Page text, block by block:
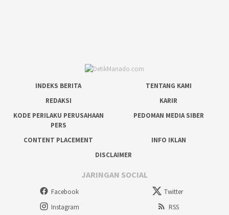
INDEKS BERITA
TENTANG KAMI
REDAKSI
KARIR
KODE PERILAKU PERUSAHAAN
PERS
PEDOMAN MEDIA SIBER
CONTENT PLACEMENT
INFO IKLAN
DISCLAIMER
JARINGAN SOCIAL
Facebook
Twitter
Instagram
RSS